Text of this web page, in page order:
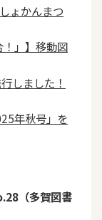
ょかんまつ
！」】移動図
しました！
年秋号」を
（多賀図書